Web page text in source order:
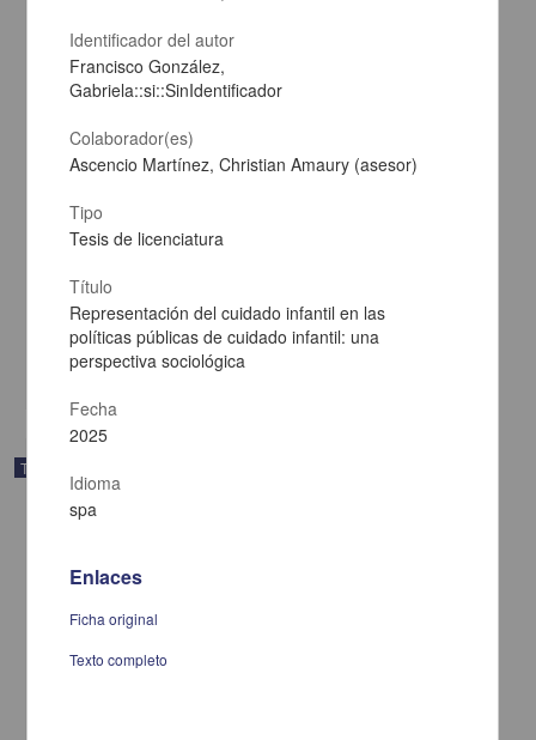
Larios Cortés, Gustavo Javier
Artes y Humanidades
Trabajo de grado
Identificador del autor
Francisco González,
Gabriela::si::SinIdentificador
Colaborador(es)
Ascencio Martínez, Christian Amaury (asesor)
Tipo
Tesis de licenciatura
Título
Representación del cuidado infantil en las
políticas públicas de cuidado infantil: una
perspectiva sociológica
Fecha
2025
Idioma
spa
Enlaces
Ficha original
Texto completo